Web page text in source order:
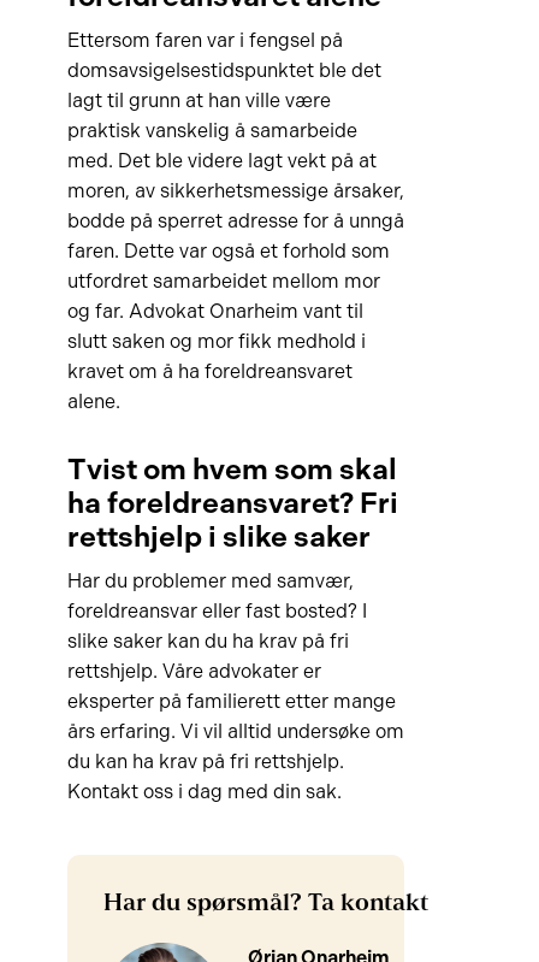
Ettersom faren var i fengsel på
domsavsigelsestidspunktet ble det
lagt til grunn at han ville være
praktisk vanskelig å samarbeide
med. Det ble videre lagt vekt på at
moren, av sikkerhetsmessige årsaker,
bodde på sperret adresse for å unngå
faren. Dette var også et forhold som
utfordret samarbeidet mellom mor
og far. Advokat Onarheim vant til
slutt saken og mor fikk medhold i
kravet om å ha foreldreansvaret
alene.
Tvist om hvem som skal
ha foreldreansvaret? Fri
rettshjelp i slike saker
Har du problemer med samvær,
foreldreansvar eller fast bosted? I
slike saker kan du ha krav på fri
rettshjelp. Våre advokater er
eksperter på familierett etter mange
års erfaring. Vi vil alltid undersøke om
du kan ha krav på fri rettshjelp.
Kontakt oss i dag med din sak.
Har du spørsmål? Ta kontakt